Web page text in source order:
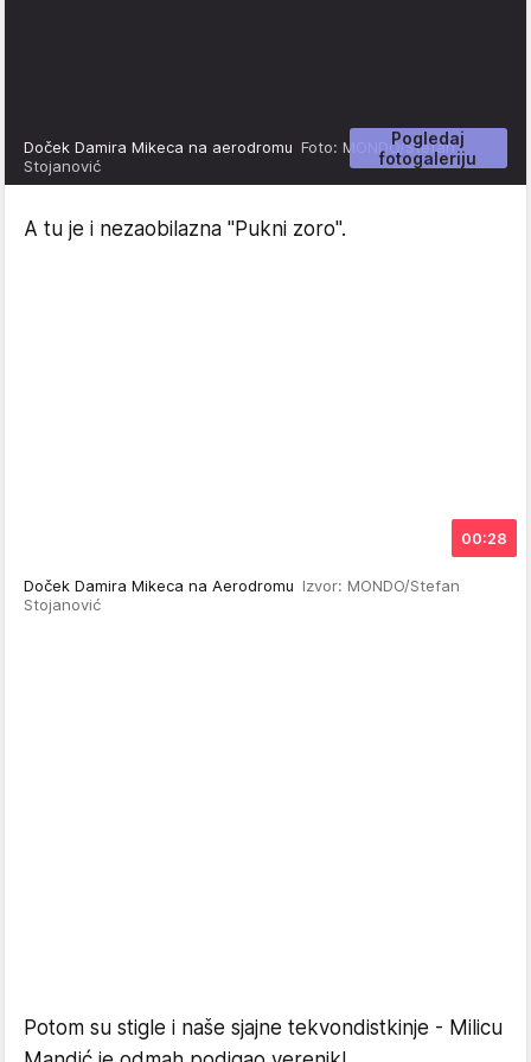
Pogledaj
fotogaleriju
Doček Damira Mikeca na aerodromu Foto: MONDO/Stefan
Stojanović
A tu je i nezaobilazna "Pukni zoro".
00:28
Doček Damira Mikeca na Aerodromu Izvor: MONDO/Stefan
Stojanović
Potom su stigle i naše sjajne tekvondistkinje - Milicu